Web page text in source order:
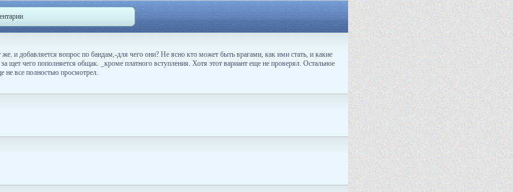
и добавляется вопрос по бандам,-для чего они? Не ясно кто может быть врагами, как ими стать, и какие
щет чего пополняется общак. _кроме платного вступления. Хотя этот вариант еще не проверял. Остальное
не все полностью просмотрел.